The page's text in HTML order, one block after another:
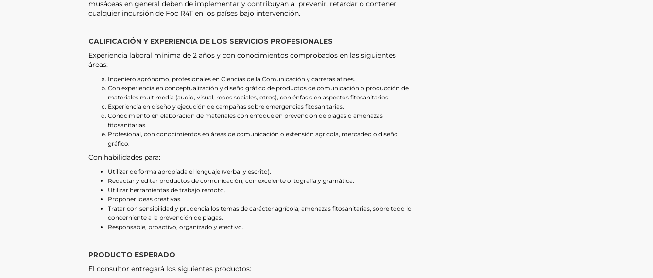
musáceas en general deben de implementar y contribuyan a prevenir, retardar o contener
cualquier incursión de Foc R4T en los países bajo intervención.
CALIFICACIÓN Y EXPERIENCIA DE LOS SERVICIOS PROFESIONALES
Experiencia laboral mínima de 2 años y con conocimientos comprobados en las siguientes
áreas:
Ingeniero agrónomo, profesionales en Ciencias de la Comunicación y carreras afines.
Con experiencia en conceptualización y diseño gráfico de productos de comunicación o producción de
materiales multimedia (audio, visual, redes sociales, otros), con énfasis en aspectos fitosanitarios.
Experiencia en diseño y ejecución de campañas sobre emergencias fitosanitarias.
Conocimiento en elaboración de materiales con enfoque en prevención de plagas o amenazas
fitosanitarias.
Profesional, con conocimientos en áreas de comunicación o extensión agrícola, mercadeo o diseño
gráfico.
Con habilidades para:
Utilizar de forma apropiada el lenguaje (verbal y escrito).
Redactar y editar productos de comunicación, con excelente ortografía y gramática.
Utilizar herramientas de trabajo remoto.
Proponer ideas creativas.
Tratar con sensibilidad y prudencia los temas de carácter agrícola, amenazas fitosanitarias, sobre todo lo
concerniente a la prevención de plagas.
Responsable, proactivo, organizado y efectivo.
PRODUCTO ESPERADO
El consultor entregará los siguientes productos: